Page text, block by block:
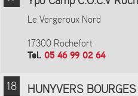
Le Vergeroux Nord
17300 Rochefort
Tel. 05 46 99 02 64
18 HUNYVERS